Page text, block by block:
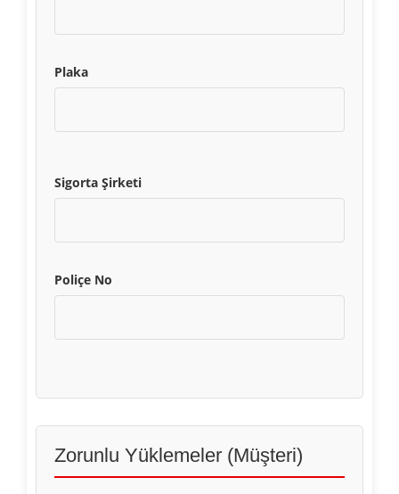
Plaka
Sigorta Şirketi
Poliçe No
Zorunlu Yüklemeler (Müşteri)